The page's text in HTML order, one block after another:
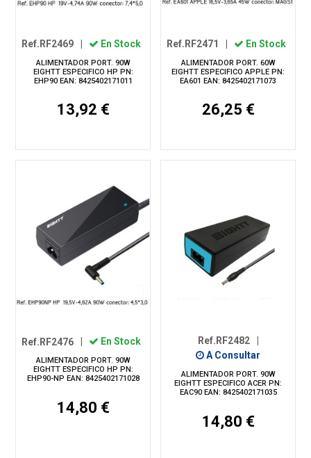
Ref.RF2469 | En Stock
ALIMENTADOR PORT. 90W
EIGHTT ESPECIFICO HP PN:
EHP90 EAN: 8425402171011
13,92 €
Ref.RF2471 | En Stock
ALIMENTADOR PORT. 60W
EIGHTT ESPECIFICO APPLE PN:
EA601 EAN: 8425402171073
26,25 €
Ref.RF2476 En Stock
ALIMENTADOR PORT. 90W
EIGHTT ESPECIFICO HP PN:
EHP90-NP EAN: 8425402171028
14,80 €
Ref.RF2482
A Consultar
ALIMENTADOR PORT. 90W
EIGHTT ESPECIFICO ACER PN:
EAC90 EAN: 8425402171035
14,80 €